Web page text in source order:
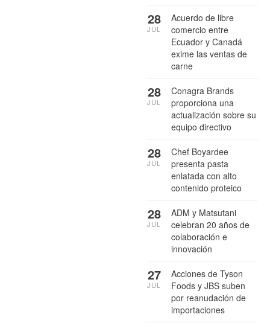
Acuerdo de libre
comercio entre
Ecuador y Canadá
exime las ventas de
carne
28
JUL
Conagra Brands
proporciona una
actualización sobre su
equipo directivo
28
JUL
Chef Boyardee
presenta pasta
enlatada con alto
contenido proteico
28
JUL
ADM y Matsutani
celebran 20 años de
colaboración e
innovación
28
JUL
Acciones de Tyson
Foods y JBS suben
por reanudación de
importaciones
27
JUL